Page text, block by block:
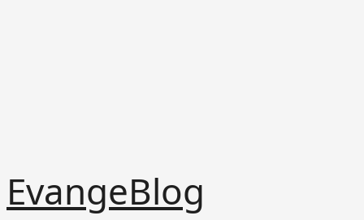
to
content
EvangeBlog